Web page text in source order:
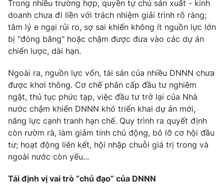
VTV9 VTV8
Liên hệ tòa soạn
THỜI BÁO VTV
Theo dõi báo trên
Cơ quan chủ quản:Đài Truyền hình Việt Nam
Cơ quan báo chí:
Thời báo VTV
Trong nhiều trường hợp, quyền tự chủ sản xuất - kinh
doanh chưa đi liền với trách nhiệm giải trình rõ ràng;
tâm lý e ngại rủi ro, sợ sai khiến không ít nguồn lực lớn
bị "đóng băng" hoặc chậm được đưa vào các dự án
chiến lược, dài hạn.
Ngoài ra, nguồn lực vốn, tài sản của nhiều DNNN chưa
được khơi thông. Cơ chế phân cấp đầu tư nghiêm
ngặt, thủ tục phức tạp, việc đầu tư trở lại của Nhà
nước chậm khiến DNNN khó triển khai dự án mới,
năng lực cạnh tranh hạn chế. Quy trình ra quyết định
còn rườm rà, làm giảm tính chủ động, bỏ lỡ cơ hội đầu
tư; hoạt động liên kết, hội nhập chuỗi giá trị trong và
ngoài nước còn yếu...
Tái định vị vai trò “chủ đạo” của DNNN